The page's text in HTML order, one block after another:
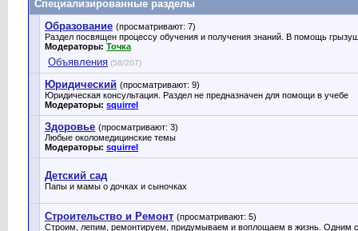
Специализированные разделы
Образование (просматривают: 7)
Раздел посвящен процессу обучения и получения знаний. В помощь
Модераторы: Точка
Объявления (58/207)
Юридический (просматривают: 9)
Юридическая консультация. Раздел не предназначен для помощи в учебе
Модераторы: squirrel
Здоровье (просматривают: 3)
Любые околомедицинские темы
Модераторы: squirrel
Детский сад
Папы и мамы о дочках и сыночках
Строительство и Ремонт (просматривают: 5)
Строим, лепим, ремонтируем, придумываем и воплощаем в жизнь. Одним